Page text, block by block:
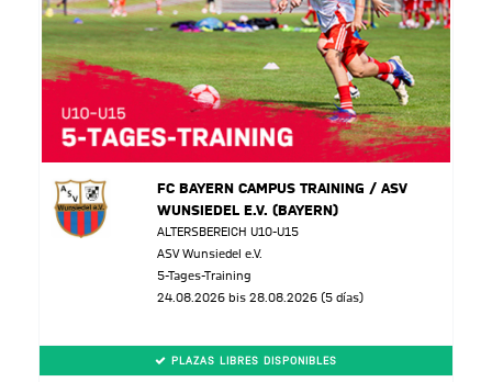
FC BAYERN CAMPUS TRAINING / ASV
WUNSIEDEL E.V. (BAYERN)
ALTERSBEREICH U10-U15
ASV Wunsiedel e.V.
5-Tages-Training
24.08.2026 bis 28.08.2026 (5 días)
PLAZAS LIBRES DISPONIBLES